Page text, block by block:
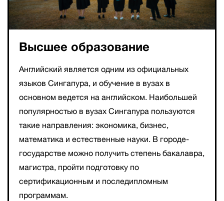
Высшее образование
Английский является одним из официальных
языков Сингапура, и обучение в вузах в
основном ведется на английском. Наибольшей
популярностью в вузах Сингапура пользуются
такие направления: экономика, бизнес,
математика и естественные науки. В городе-
государстве можно получить степень бакалавра,
магистра, пройти подготовку по
сертификационным и последипломным
программам.